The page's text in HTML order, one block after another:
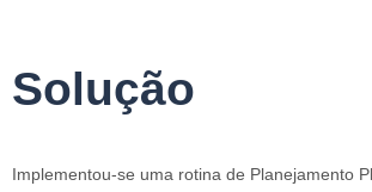
Solução
Implementou-se uma rotina de Planejamento